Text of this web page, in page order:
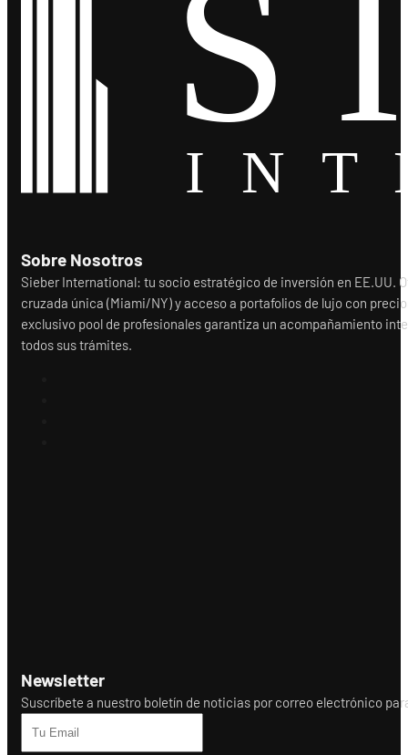
Sobre Nosotros
Sieber International: tu socio estratégico de inversión en EE.UU.
cruzada única (Miami/NY) y acceso a portafolios de lujo con
exclusivo pool de profesionales garantiza un acompañamiento
todos sus trámites.
Newsletter
Suscríbete a nuestro boletín de noticias por correo electrónico